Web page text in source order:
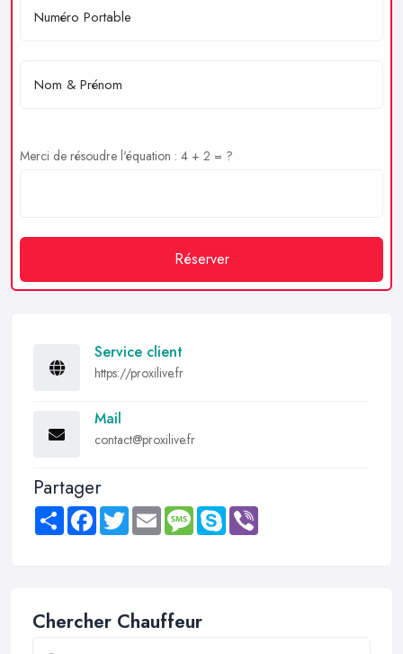
Merci de résoudre l'équation : 4 + 2 = ?
Réserver
Service client
https://proxilive.fr
Mail
contact@proxilive.fr
Partager
Share FacebookTwitter Email MessageSkype
Chercher Chauffeur